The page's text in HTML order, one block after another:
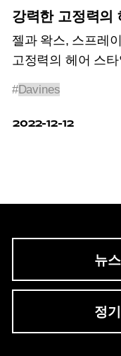
강력한 고정력의
젤과 왁스, 스프레
고정력의 헤어 스
#Davines
2022-12-12
뉴
정